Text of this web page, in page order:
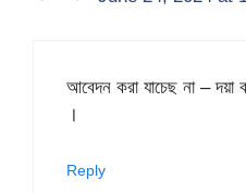
আবেদন করা যাচেছ না –
।
Reply